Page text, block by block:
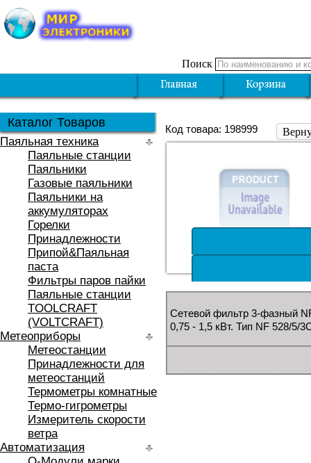
Поиск
Каталог Товаров
Паяльная техника
Паяльные станции
Паяльники
Газовые паяльники
Паяльники на
аккумуляторах
Горелки
Принадлежности
Припой&Паяльная
паста
Фильтры паров пайки
Паяльные станции
TOOLCRAFT
(VOLTCRAFT)
Метеоприборы
Метеостанции
Принадлежности для
метеостанций
Термометры комнатные
Термо-гигрометры
Измеритель скорости
ветра
Автоматизация
Код товара: 198999
Сетевой фильтр 3-фазный
0,75 - 1,5 кВт. Тип NF 528/5/